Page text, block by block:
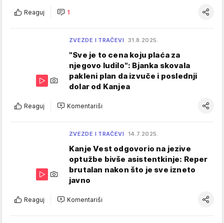
Reaguj 1
ZVEZDE I TRAČEVI 31.8.2025.
"Sve je to cena koju plaća za
njegovo ludilo": Bjanka skovala
pakleni plan da izvuče i poslednji
dolar od Kanjea
Reaguj Komentariši
ZVEZDE I TRAČEVI 14.7.2025.
Kanje Vest odgovorio na jezive
optužbe bivše asistentkinje: Reper
brutalan nakon što je sve izneto
javno
Reaguj Komentariši